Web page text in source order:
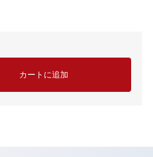
カートに追加